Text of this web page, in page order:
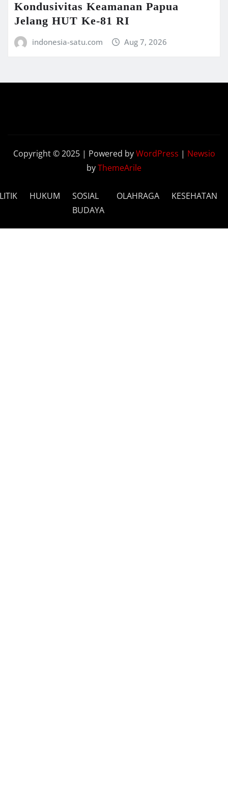
Kondusivitas Keamanan Papua
Jelang HUT Ke-81 RI
indonesia-satu.com Aug 7, 2026
Copyright © 2025 | Powered byWordPress | Newsio
byThemeArile
HUKUM
SOSIAL
BUDAYA
OLAHRAGA KESEHATAN